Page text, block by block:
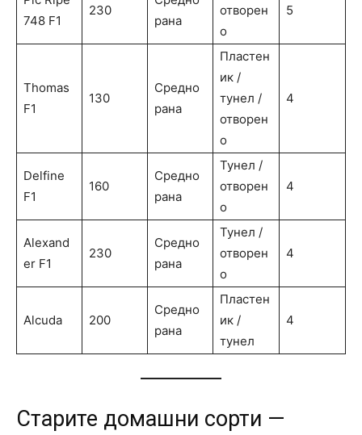
748 F1
230
рана
отворен
о
5
Thomas
F1
130
Средно
рана
Пластен
ик /
тунел /
отворен
о
4
Delfine
F1
160
Средно
рана
Тунел /
отворен
о
4
Alexand
er F1
230
Средно
рана
Тунел /
отворен
о
4
Alcuda 200
Средно
рана
Пластен
ик /
тунел
4
Старите домашни сорти —